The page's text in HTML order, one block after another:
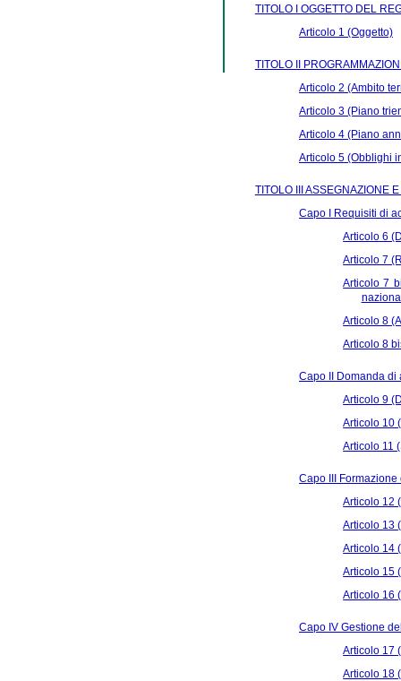
TITOLO I OGGETTO DEL
Articolo 1 (Oggetto)
TITOLO II
Articolo 2 (Ambito
Articolo 3 (Piano
Articolo 4 (Piano
Articolo 5 (Obblighi
TITOLO III ASSEGNAZIONE
Capo I Requisiti di
Articolo 6
Articolo 7
Articolo 7
Articolo 8
Articolo 8
Capo II Domanda
Articolo 9
Articolo 10
Articolo 11
Capo III
Articolo 12
Articolo 13
Articolo 14
Articolo 15
Articolo 16
Capo IV Gestione
Articolo 17
Articolo 18